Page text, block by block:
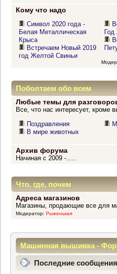
Кому что надо
Символ 2020 года -
Белая Металлическая
Крыса
Встречаем Новый 2019
год Желтой Свиньи
Год
Поболтаем обо всем
Любые темы для
Все, что нас интересует, кроме
Поздравления
В мире животных
Архив форума
Начиная с 2009 -.....
Что, где, почем
Адреса магазинов
Магазины, продающие все для
Модератор: Рыженькая
Машинная вышивка -
Информационный центр
Последние сообщения